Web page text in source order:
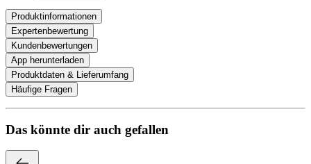
Produktinformationen
Expertenbewertung
Kundenbewertungen
App herunterladen
Produktdaten & Lieferumfang
Häufige Fragen
Das könnte dir auch gefallen